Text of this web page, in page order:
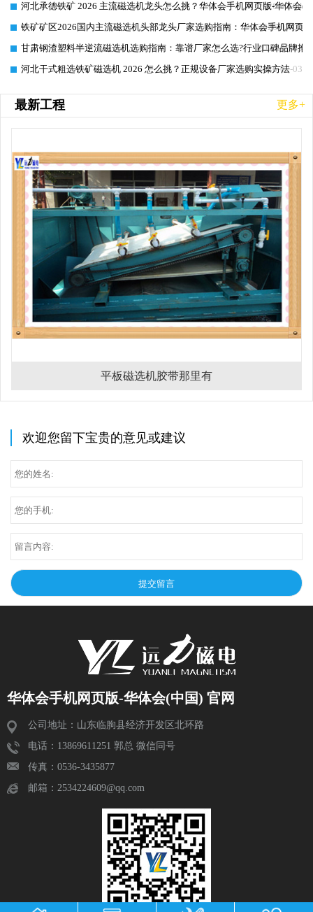
2026-07-04
河北承德铁矿 2026 主流磁选机龙头怎么挑？华体会手机网页版-华体会(
2026-07-04
铁矿矿区2026国内主流磁选机头部龙头厂家选购指南：华体会手机网页
2026-07-03
甘肃钢渣塑料半逆流磁选机选购指南：靠谱厂家怎么选?行业口碑品牌推
2026-07-03
河北干式粗选铁矿磁选机 2026 怎么挑？正规设备厂家选购实操方法
最新工程 更多+
平板磁选机胶带那里有
欢迎您留下宝贵的意见或建议
华体会手机网页版-华体会(中国) 官网
公司地址：山东临朐县经济开发区北环路
电话：13869611251 郭总 微信同号
传真：0536-3435877
邮箱：2534224609@qq.com